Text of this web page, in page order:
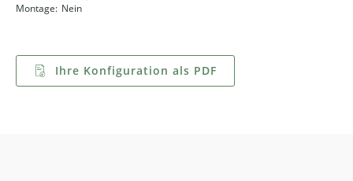
Montage: Nein
Ihre Konfiguration als PDF